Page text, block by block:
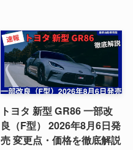
トヨタ 新型 GR86 一部改
良（F型） 2026年8月6日発
売 変更点・価格を徹底解説